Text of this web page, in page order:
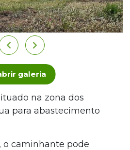
galeria
na zona dos
para abastecimento
o caminhante pode